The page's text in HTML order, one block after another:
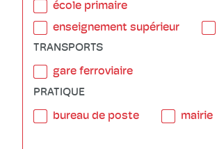
école primaire
enseignement supérieur
TRANSPORTS
gare ferroviaire
PRATIQUE
bureau de poste mairie